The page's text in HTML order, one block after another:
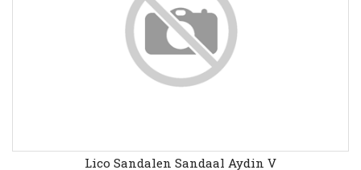
Lico Sandalen Sandaal Aydin V